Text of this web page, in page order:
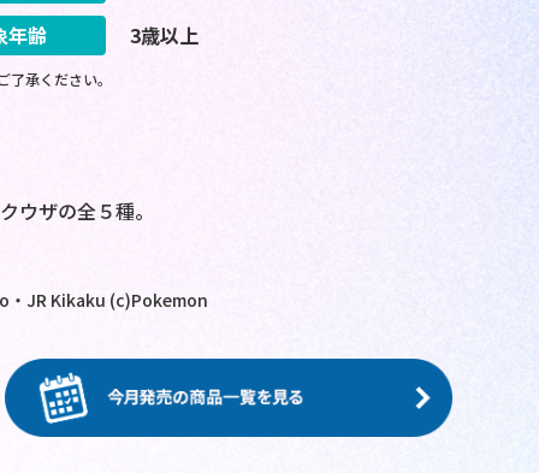
年齢
3歳以上
承ください。
ウザの全５種。
・JR Kikaku (c)Pokemon